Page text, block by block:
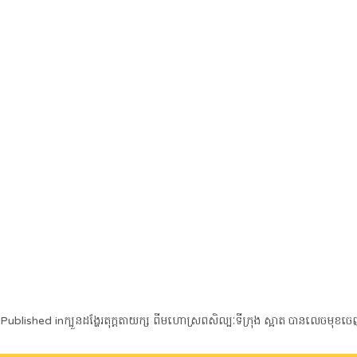
Post
navigation
Published inក្បួនដង្ហែរតុក្តតាយក្ស ពីមហោស្រពសិល្បៈទីក្រុង ស្អាត បានលេចមុខ